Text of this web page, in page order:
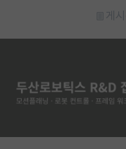
게